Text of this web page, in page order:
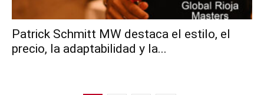
Patrick Schmitt MW destaca el estilo, el
precio, la adaptabilidad y la...